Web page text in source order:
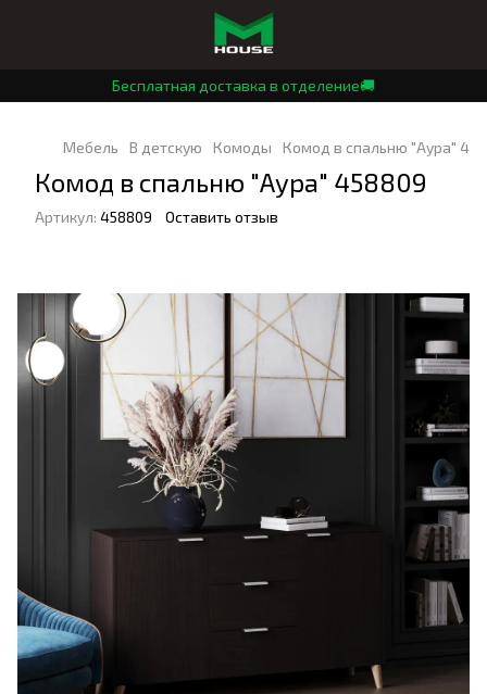
Бесплатная доставка в отделение🚚
Мебель В детскую Комоды Комод в спальню "Аура"
Комод в спальню "Аура" 458809
Артикул: 458809 Оставить отзыв